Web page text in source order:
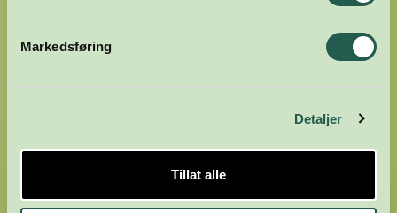
Markedsføring
Detaljer
Tillat alle